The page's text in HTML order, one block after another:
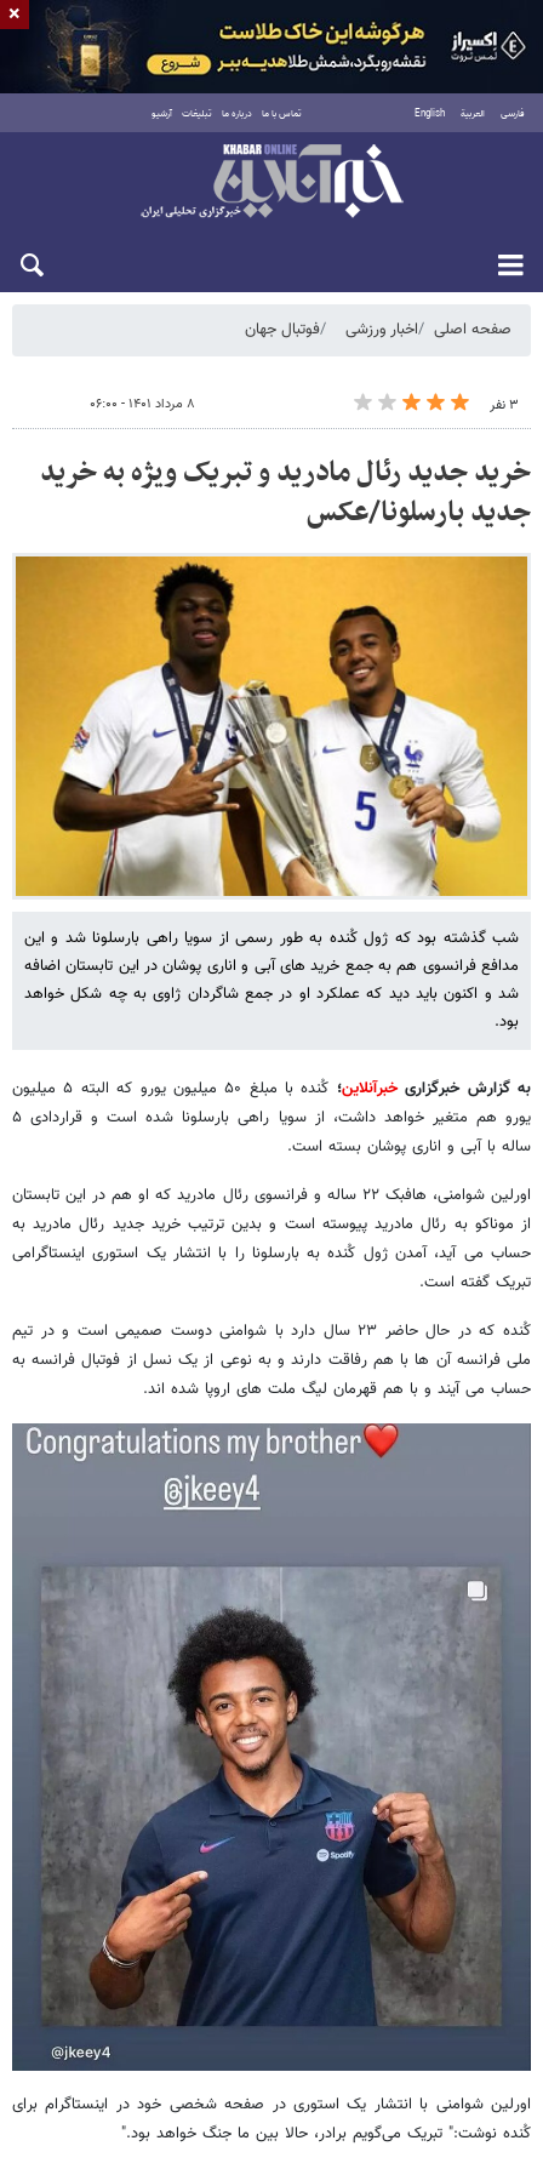
فارسی العربية English تماس با ما درباره ما تبلیغات آرشیو
پنجشنبه ۱۵ مرداد ۱۴۰۵
صفحه اصلی اخبار ورزشی فوتبال جهان
۳ نفر ۸ مرداد ۱۴۰۱ - ۰۶:۰۰
خرید جدید رئال مادرید و تبریک ویژه به خرید
جدید بارسلونا/عکس
شب گذشته بود که ژول کُنده به طور رسمی از سویا راهی بارسلونا شد و این
مدافع فرانسوی هم به جمع خرید های آبی و اناری پوشان در این تابستان اضافه
شد و اکنون باید دید که عملکرد او در جمع شاگردان ژاوی به چه شکل خواهد
بود.
به گزارش خبرگزاریخبرآنلاین؛
کُنده با مبلغ ۵۰ میلیون یورو که البته ۵ میلیون
یورو هم متغیر خواهد داشت، از سویا راهی بارسلونا شده است و قراردادی ۵
ساله با آبی و اناری پوشان بسته است.
اورلین شوامنی، هافبک ۲۲ ساله و فرانسوی رئال مادرید که او هم در این تابستان
از موناکو به رئال مادرید پیوسته است و بدین ترتیب خرید جدید رئال مادرید به
حساب می آید، آمدن ژول کُنده به بارسلونا را با انتشار یک استوری اینستاگرامی
تبریک گفته است.
کُنده که در حال حاضر ۲۳ سال دارد با شوامنی دوست صمیمی است و در تیم
ملی فرانسه آن ها با هم رفاقت دارند و به نوعی از یک نسل از فوتبال فرانسه به
حساب می آیند و با هم قهرمان لیگ ملت های اروپا شده اند.
اورلین شوامنی با انتشار یک استوری در صفحه شخصی خود در اینستاگرام برای
کُنده نوشت:" تبریک می‌گویم برادر، حالا بین ما جنگ خواهد بود."
×